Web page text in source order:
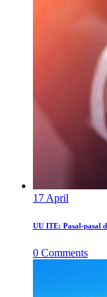
17 April
UU ITE: Pasal-pasal
0 Comments